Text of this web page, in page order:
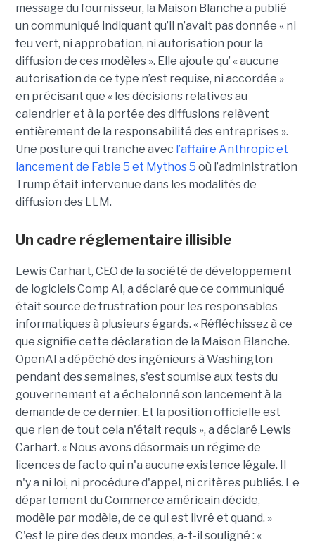
message du fournisseur, la Maison Blanche a publié
un communiqué indiquant qu’il n’avait pas donnée « ni
feu vert, ni approbation, ni autorisation pour la
diffusion de ces modèles ». Elle ajoute qu’ « aucune
autorisation de ce type n’est requise, ni accordée »
en précisant que « les décisions relatives au
calendrier et à la portée des diffusions relèvent
entièrement de la responsabilité des entreprises ».
Une posture qui tranche avec l’affaire Anthropic et
lancement de Fable 5 et Mythos 5 où l’administration
Trump était intervenue dans les modalités de
diffusion des LLM.
Un cadre réglementaire illisible
Lewis Carhart, CEO de la société de développement
de logiciels Comp AI, a déclaré que ce communiqué
était source de frustration pour les responsables
informatiques à plusieurs égards. « Réfléchissez à ce
que signifie cette déclaration de la Maison Blanche.
OpenAI a dépêché des ingénieurs à Washington
pendant des semaines, s'est soumise aux tests du
gouvernement et a échelonné son lancement à la
demande de ce dernier. Et la position officielle est
que rien de tout cela n'était requis », a déclaré Lewis
Carhart. « Nous avons désormais un régime de
licences de facto qui n'a aucune existence légale. Il
n'y a ni loi, ni procédure d'appel, ni critères publiés. Le
département du Commerce américain décide,
modèle par modèle, de ce qui est livré et quand. »
C'est le pire des deux mondes, a-t-il souligné : «